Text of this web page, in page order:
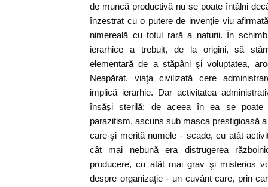
de muncă productivă nu se poate întâlni
înzestrat cu o putere de invenţie viu
nimereală cu totul rară a naturii. În
ierarhice a trebuit, de la origini, să
elementară de a stăpâni şi voluptatea,
Neapărat, viaţa civilizată cere
implică ierarhie. Dar activitatea
însăşi sterilă; de aceea în ea se poate
parazitism, ascuns sub masca prestigioasă
care-şi merită numele - scade, cu atât
cât mai nebună era distrugerea
producere, cu atât mai grav şi misterios
despre organizaţie - un cuvânt care, prin